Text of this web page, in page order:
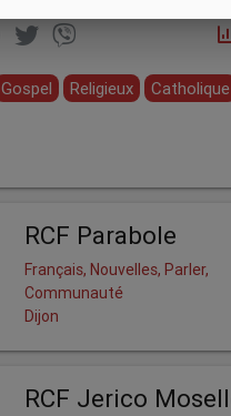
Gospel Religieux
Catholique
RCF Parabole
Français, Nouvelles, Parler,
Communauté
Dijon
RCF Jerico